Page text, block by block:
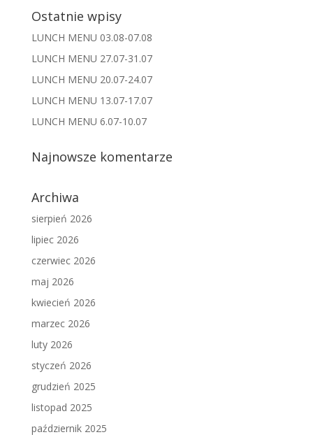
Ostatnie wpisy
LUNCH MENU 03.08-07.08
LUNCH MENU 27.07-31.07
LUNCH MENU 20.07-24.07
LUNCH MENU 13.07-17.07
LUNCH MENU 6.07-10.07
Najnowsze komentarze
Archiwa
sierpień 2026
lipiec 2026
czerwiec 2026
maj 2026
kwiecień 2026
marzec 2026
luty 2026
styczeń 2026
grudzień 2025
listopad 2025
październik 2025